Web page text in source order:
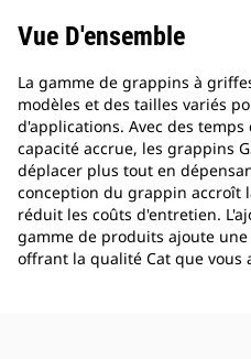
Vue D'ensemble
La gamme de grappins à
modèles et des tailles variés
d'applications. Avec des
capacité accrue, les grappins
déplacer plus tout en
conception du grappin accroît
réduit les coûts d'entretien.
gamme de produits ajoute
offrant la qualité Cat que vous